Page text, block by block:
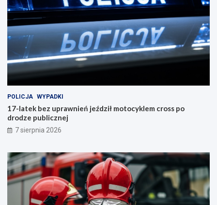
POLICJA WYPADKI
17-latek bez uprawnień jeździł motocyklem cross po
drodze publicznej
7 sierpnia 2026